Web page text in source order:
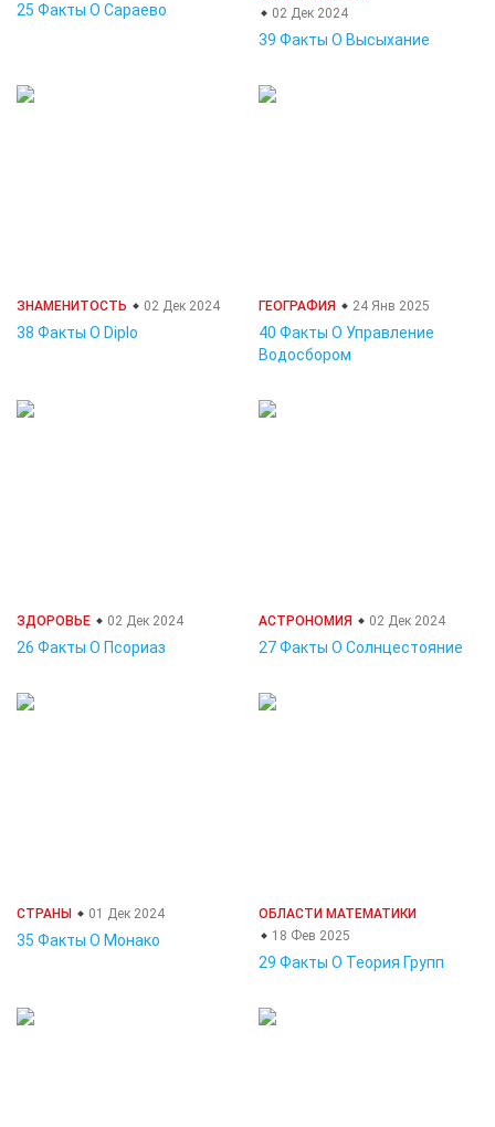
25 Факты О Сараево
02 Дек 2024
39 Факты О Высыхание
ЗНАМЕНИТОСТЬ 02 Дек 2024
38 Факты О Diplo
ГЕОГРАФИЯ 24 Янв 2025
40 Факты О Управление
Водосбором
ЗДОРОВЬЕ 02 Дек 2024
26 Факты О Псориаз
АСТРОНОМИЯ 02 Дек 2024
27 Факты О Солнцестояние
СТРАНЫ 01 Дек 2024
35 Факты О Монако
ОБЛАСТИ МАТЕМАТИКИ
18 Фев 2025
29 Факты О Теория Групп